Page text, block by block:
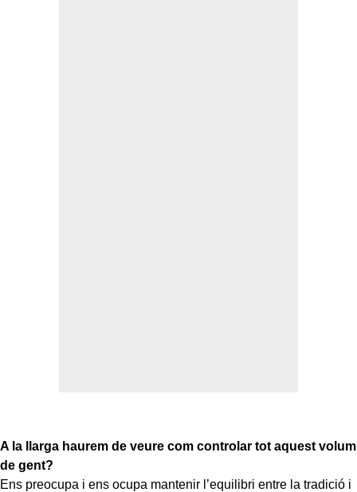
A la llarga haurem de veure com controlar tot aquest volum
de gent?
Ens preocupa i ens ocupa mantenir l’equilibri entre la tradició i